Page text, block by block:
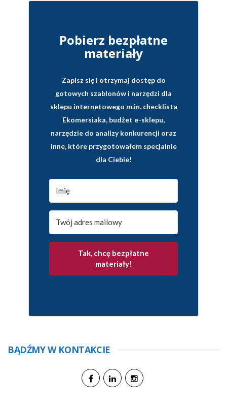
Pobierz bezpłatne
materiały
Zapisz się i otrzymaj dostęp do
gotowych szablonów i narzędzi dla
sklepu internetowego m.in. checklista
Ekomersiaka, budżet e-sklepu,
narzędzie do analizy konkurencji oraz
inne, które przygotowałem specjalnie
dla Ciebie!
Tak, chcę bezpłatne
materiały!
BĄDŹMY W KONTAKCIE